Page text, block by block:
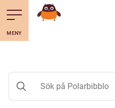
Till navigering av sidans
Hoppa till sidans
MENY
Gå till startsidan
Sök på Polarbibblo